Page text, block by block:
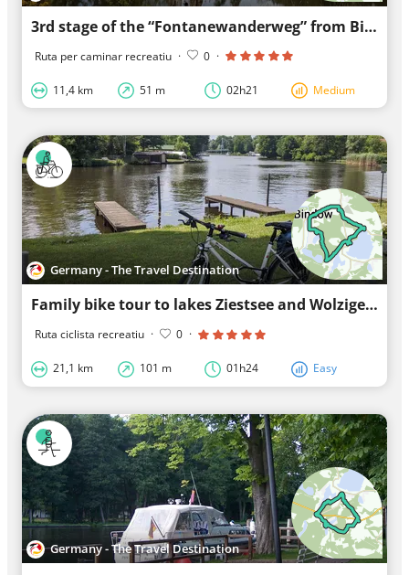
3rd stage of the “Fontanewanderweg” from Bindow to Prieros
Ruta per caminar recreatiu · 0 ·
11,4 km 51 m 02h21 Medium
Germany - The Travel Destination
Family bike tour to lakes Ziestsee and Wolziger See
Ruta ciclista recreatiu · 0 ·
21,1 km 101 m 01h24 Easy
Germany - The Travel Destination